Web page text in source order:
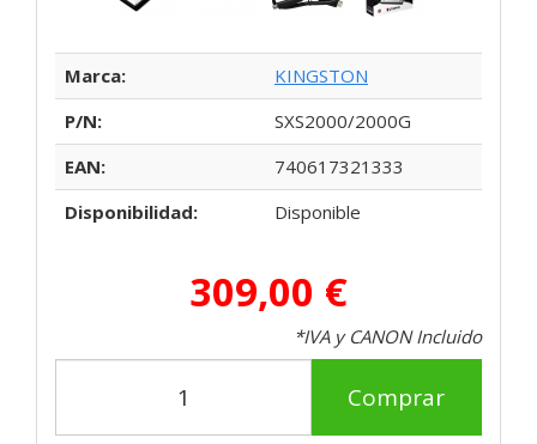
Marca:
KINGSTON
P/N:
SXS2000/2000G
EAN:
740617321333
Disponibilidad:
Disponible
309,00 €
*IVA y CANON Incluido
Comprar